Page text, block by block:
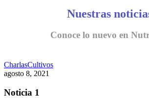
Nuestras
Conoce lo nuevo en
CharlasCultivos
agosto 8, 2021
Noticia 1